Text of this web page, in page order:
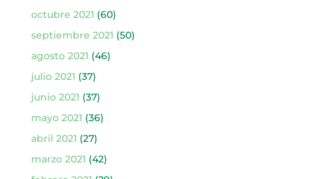
octubre 2021 (60)
septiembre 2021 (50)
agosto 2021 (46)
julio 2021 (37)
junio 2021 (37)
mayo 2021 (36)
abril 2021 (27)
marzo 2021 (42)